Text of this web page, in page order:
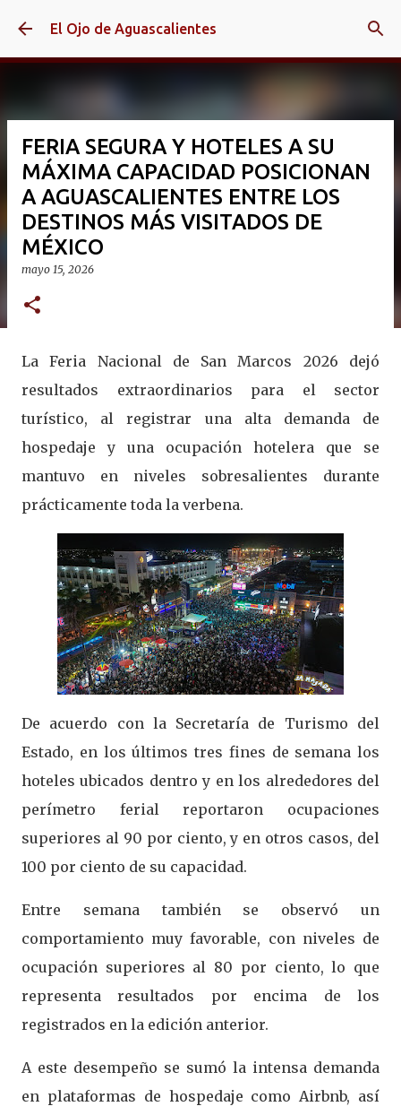
Ir al contenido principal
El Ojo de Aguascalientes
FERIA SEGURA Y HOTELES A SU
MÁXIMA CAPACIDAD POSICIONAN
A AGUASCALIENTES ENTRE LOS
DESTINOS MÁS VISITADOS DE
MÉXICO
mayo 15, 2026
La Feria Nacional de San Marcos 2026 dejó
resultados extraordinarios para el sector
turístico, al registrar una alta demanda de
hospedaje y una ocupación hotelera que se
mantuvo en niveles sobresalientes durante
prácticamente toda la verbena.
De acuerdo con la Secretaría de Turismo del
Estado, en los últimos tres fines de semana los
hoteles ubicados dentro y en los alrededores del
perímetro ferial reportaron ocupaciones
superiores al 90 por ciento, y en otros casos, del
100 por ciento de su capacidad.
Entre semana también se observó un
comportamiento muy favorable, con niveles de
ocupación superiores al 80 por ciento, lo que
representa resultados por encima de los
registrados en la edición anterior.
A este desempeño se sumó la intensa demanda
en plataformas de hospedaje como Airbnb, así